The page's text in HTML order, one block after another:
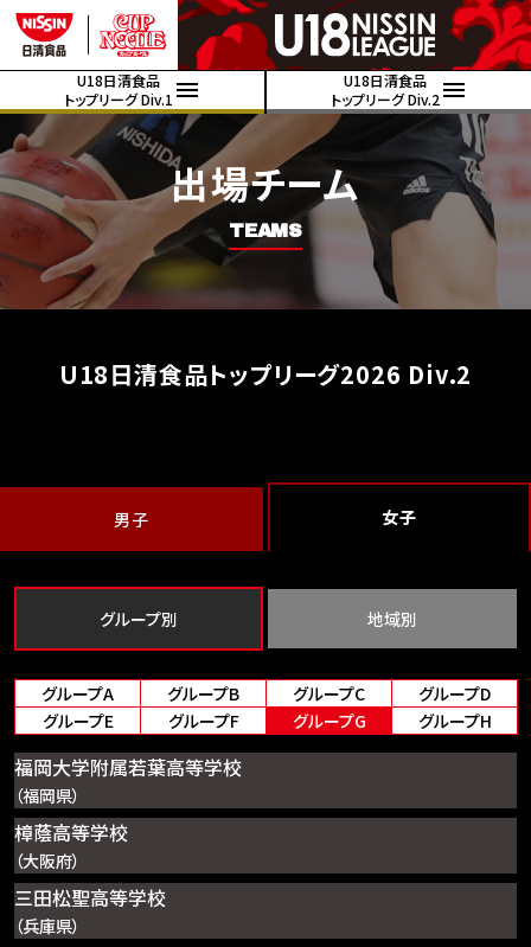
U18日清食品
トップリーグ Div.1
U18日清食品
トップリーグ Div.2
出場チーム
TEAMS
U18日清食品トップリーグ2026 Div.2
男子 女子
グループ別 地域別
グループA グループB グループC
グループD
グループE
グループF グループG グループH
福岡大学附属若葉高等学校
（福岡県）
樟蔭高等学校
（大阪府）
三田松聖高等学校
（兵庫県）